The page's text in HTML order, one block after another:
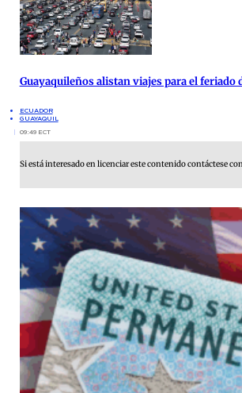
Guayaquileños alistan viajes para el feriado
ECUADOR
GUAYAQUIL
09:49 ECT
Si está interesado en licenciar este contenido contáctese